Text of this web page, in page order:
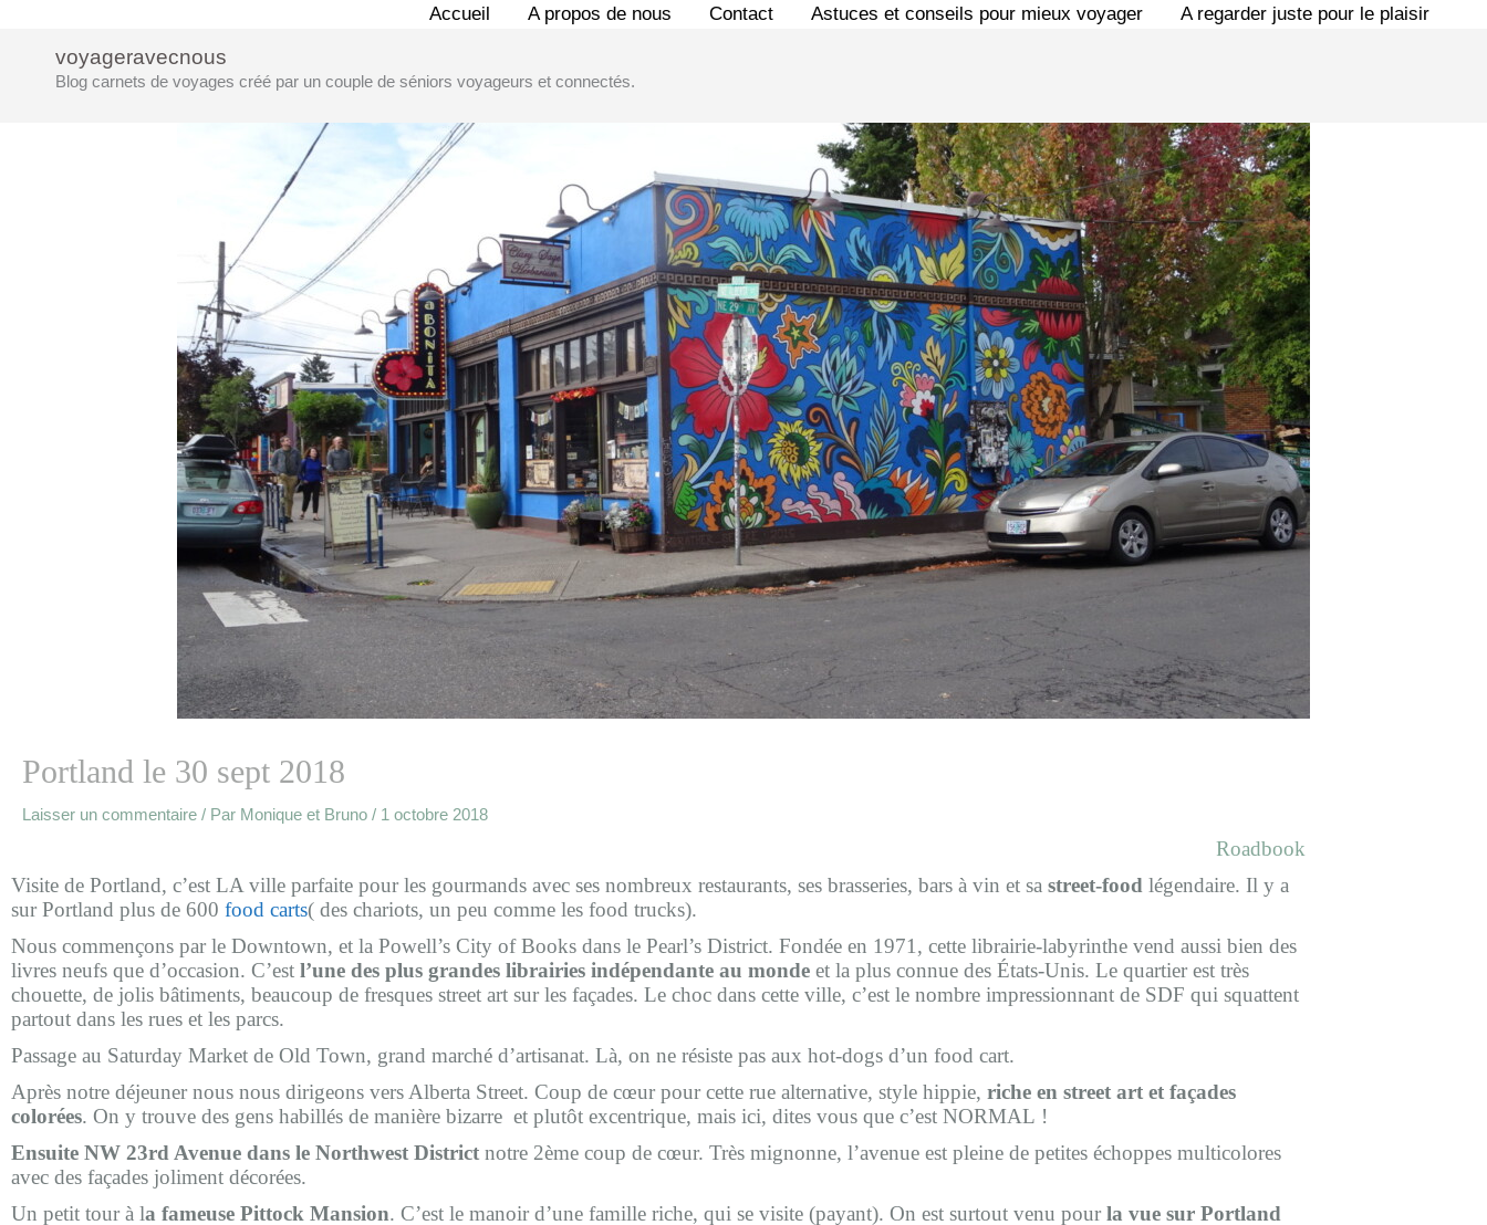
contenu
Accueil A propos de nous Contact Astuces et conseils pour mieux voyager A regarder juste pour le plaisir
voyageravecnous
Blog carnets de voyages créé par un couple de séniors voyageurs et connectés.
Portland le 30 sept 2018
Laisser un commentaire / Par Monique et Bruno / 1 octobre 2018
Roadbook
Visite de Portland, c’est LA ville parfaite pour les gourmands avec ses nombreux restaurants, ses brasseries, bars à vin et sa street-food légendaire. Il y a
sur Portland plus de 600 food carts( des chariots, un peu comme les food trucks).
Nous commençons par le Downtown, et la Powell’s City of Books dans le Pearl’s District. Fondée en 1971, cette librairie-labyrinthe vend aussi bien des
livres neufs que d’occasion. C’est l’une des plus grandes librairies indépendante au monde et la plus connue des États-Unis. Le quartier est très
chouette, de jolis bâtiments, beaucoup de fresques street art sur les façades. Le choc dans cette ville, c’est le nombre impressionnant de SDF qui squattent
partout dans les rues et les parcs.
Passage au Saturday Market de Old Town, grand marché d’artisanat. Là, on ne résiste pas aux hot-dogs d’un food cart.
Après notre déjeuner nous nous dirigeons vers Alberta Street. Coup de cœur pour cette rue alternative, style hippie, riche en street art et façades
colorées. On y trouve des gens habillés de manière bizarre et plutôt excentrique, mais ici, dites vous que c’est NORMAL !
Ensuite NW 23rd Avenue dans le Northwest District notre 2ème coup de cœur. Très mignonne, l’avenue est pleine de petites échoppes multicolores
avec des façades joliment décorées.
Un petit tour à la fameuse Pittock Mansion. C’est le manoir d’une famille riche, qui se visite (payant). On est surtout venu pour la vue sur Portland